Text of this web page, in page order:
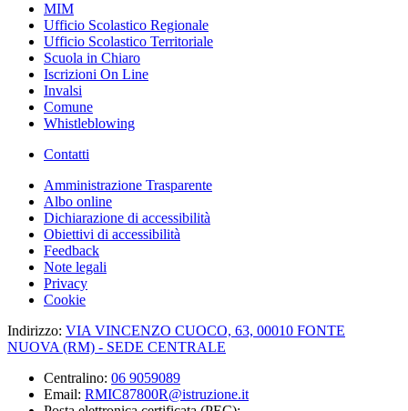
MIM
Ufficio Scolastico Regionale
Ufficio Scolastico Territoriale
Scuola in Chiaro
Iscrizioni On Line
Invalsi
Comune
Whistleblowing
Contatti
Amministrazione Trasparente
Albo online
Dichiarazione di accessibilità
Obiettivi di accessibilità
Feedback
Note legali
Privacy
Cookie
Indirizzo: VIA VINCENZO CUOCO, 63, 00010 FONTE
NUOVA (RM) - SEDE CENTRALE
Centralino: 06 9059089
Email: RMIC87800R@istruzione.it